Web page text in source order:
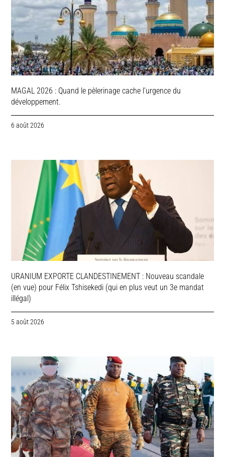
MAGAL 2026 : Quand le pèlerinage cache l’urgence du
développement.
6 août 2026
URANIUM EXPORTE CLANDESTINEMENT : Nouveau scandale
(en vue) pour Félix Tshisekedi (qui en plus veut un 3e mandat
illégal)
5 août 2026